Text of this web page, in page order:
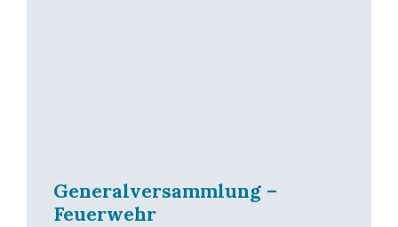
Generalversammlung –
Feuerwehr